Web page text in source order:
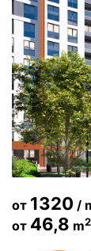
от 1320 /
от 46,8 m2